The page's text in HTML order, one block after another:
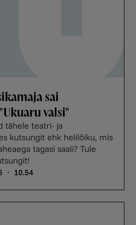
sai
valsi"
tähele teatri- ja
kutsungit ehk helilõiku, mis
tagasi saali? Tule
・ 10.54